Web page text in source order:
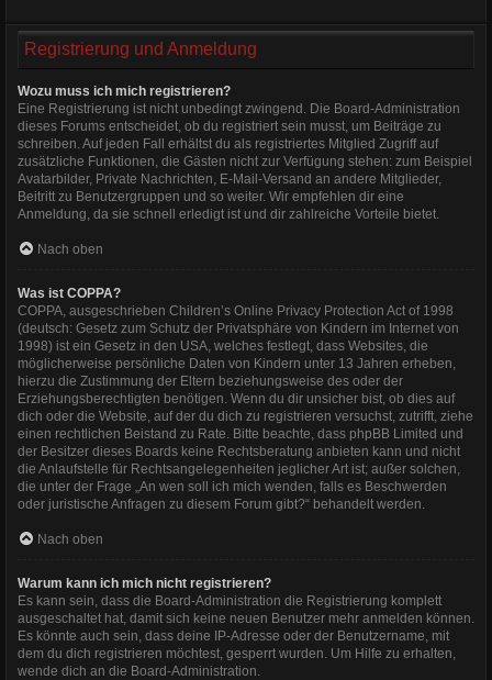
Registrierung und Anmeldung
Wozu muss ich mich registrieren?
Eine Registrierung ist nicht unbedingt zwingend. Die Board-Administration
dieses Forums entscheidet, ob du registriert sein musst, um Beiträge zu
schreiben. Auf jeden Fall erhältst du als registriertes Mitglied Zugriff auf
zusätzliche Funktionen, die Gästen nicht zur Verfügung stehen: zum Beispiel
Avatarbilder, Private Nachrichten, E-Mail-Versand an andere Mitglieder,
Beitritt zu Benutzergruppen und so weiter. Wir empfehlen dir eine
Anmeldung, da sie schnell erledigt ist und dir zahlreiche Vorteile bietet.
Nach oben
Was ist COPPA?
COPPA, ausgeschrieben Children’s Online Privacy Protection Act of 1998
(deutsch: Gesetz zum Schutz der Privatsphäre von Kindern im Internet von
1998) ist ein Gesetz in den USA, welches festlegt, dass Websites, die
möglicherweise persönliche Daten von Kindern unter 13 Jahren erheben,
hierzu die Zustimmung der Eltern beziehungsweise des oder der
Erziehungsberechtigten benötigen. Wenn du dir unsicher bist, ob dies auf
dich oder die Website, auf der du dich zu registrieren versuchst, zutrifft, ziehe
einen rechtlichen Beistand zu Rate. Bitte beachte, dass phpBB Limited und
der Besitzer dieses Boards keine Rechtsberatung anbieten kann und nicht
die Anlaufstelle für Rechtsangelegenheiten jeglicher Art ist; außer solchen,
die unter der Frage „An wen soll ich mich wenden, falls es Beschwerden
oder juristische Anfragen zu diesem Forum gibt?“ behandelt werden.
Nach oben
Warum kann ich mich nicht registrieren?
Es kann sein, dass die Board-Administration die Registrierung komplett
ausgeschaltet hat, damit sich keine neuen Benutzer mehr anmelden können.
Es könnte auch sein, dass deine IP-Adresse oder der Benutzername, mit
dem du dich registrieren möchtest, gesperrt wurden. Um Hilfe zu erhalten,
wende dich an die Board-Administration.